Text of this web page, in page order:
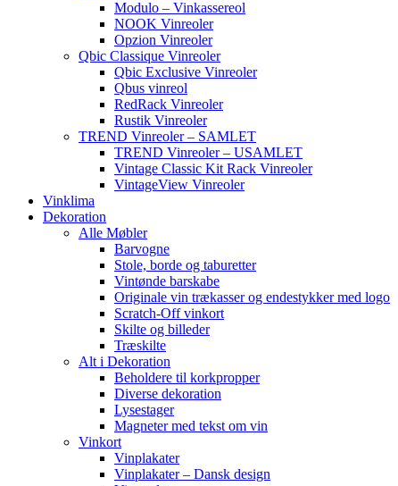
Modulo – Vinkassereol
NOOK Vinreoler
Opzion Vinreoler
Qbic Classique Vinreoler
Qbic Exclusive Vinreoler
Qbus vinreol
RedRack Vinreoler
Rustik Vinreoler
TREND Vinreoler – SAMLET
TREND Vinreoler – USAMLET
Vintage Classic Kit Rack Vinreoler
VintageView Vinreoler
Vinklima
Dekoration
Alle Møbler
Barvogne
Stole, borde og taburetter
Vintønde barskabe
Originale vin trækasser og endestykker med logo
Scratch-Off vinkort
Skilte og billeder
Træskilte
Alt i Dekoration
Beholdere til korkpropper
Diverse dekoration
Lysestager
Magneter med tekst om vin
Vinkort
Vinplakater
Vinplakater – Dansk design